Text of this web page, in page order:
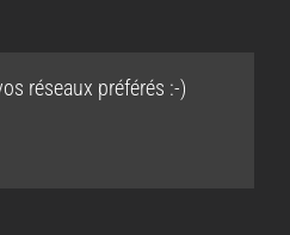
réseaux préférés :-)